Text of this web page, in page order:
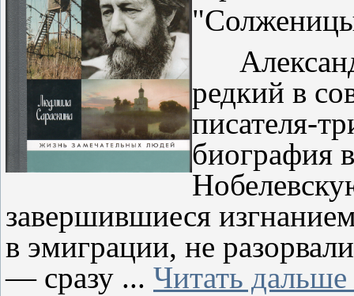
редкий в
писателя-
биография
завершившиеся
в эмиграции, не
— сразу ... Читать дальше